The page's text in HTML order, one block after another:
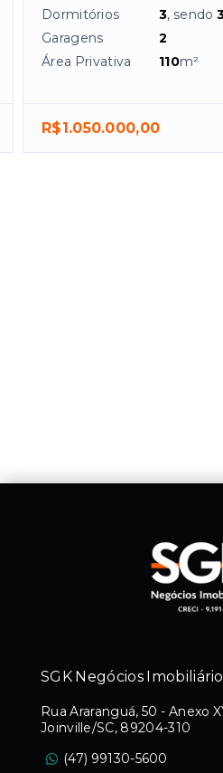
Dormitórios 3, sendo
Garagens
2
Área Privativa
110m²
R$1.050.000,00
SGK Negócios
Rua Araranguá, 50 - Anexo
Joinville/SC, 89204-310
(47) 99130-5600